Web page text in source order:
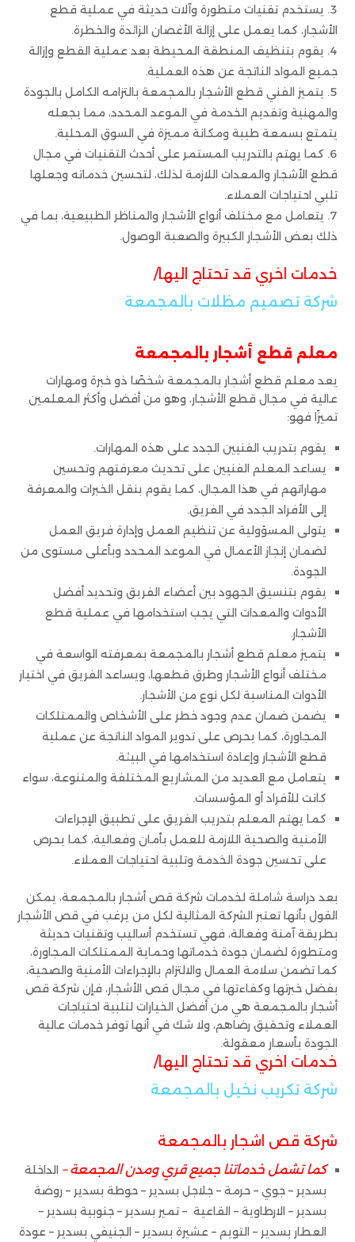
يستخدم تقنيات متطورة وآلات حديثة في عملية قطع
الأشجار، كما يعمل على إزالة الأغصان الزائدة والخطرة.
يقوم بتنظيف المنطقة المحيطة بعد عملية القطع وإزالة
جميع المواد الناتجة عن هذه العملية.
يتميز الفني قطع الأشجار بالمجمعة بالتزامه الكامل بالجودة
والمهنية وتقديم الخدمة في الموعد المحدد، مما يجعله
يتمتع بسمعة طيبة ومكانة مميزة في السوق المحلية.
كما يهتم بالتدريب المستمر على أحدث التقنيات في مجال
قطع الأشجار والمعدات اللازمة لذلك، لتحسين خدماته وجعلها
تلبي احتياجات العملاء.
يتعامل مع مختلف أنواع الأشجار والمناظر الطبيعية، بما في
ذلك بعض الأشجار الكبيرة والصعبة الوصول.
خدمات اخري قد تحتاج اليها/
شركة تصميم مظلات بالمجمعة
معلم قطع أشجار بالمجمعة
يعد معلم قطع أشجار بالمجمعة شخصًا ذو خبرة ومهارات
عالية في مجال قطع الأشجار، وهو من أفضل وأكثر المعلمين
تميزًا فهو:
يقوم بتدريب الفنيين الجدد على هذه المهارات.
يساعد المعلم الفنيين على تحديث معرفتهم وتحسين
مهاراتهم في هذا المجال، كما يقوم بنقل الخبرات والمعرفة
إلى الأفراد الجدد في الفريق.
يتولى المسؤولية عن تنظيم العمل وإدارة فريق العمل
لضمان إنجاز الأعمال في الموعد المحدد وبأعلى مستوى من
الجودة.
يقوم بتنسيق الجهود بين أعضاء الفريق وتحديد أفضل
الأدوات والمعدات التي يجب استخدامها في عملية قطع
الأشجار.
يتميز معلم قطع أشجار بالمجمعة بمعرفته الواسعة في
مختلف أنواع الأشجار وطرق قطعها، ويساعد الفريق في اختيار
الأدوات المناسبة لكل نوع من الأشجار.
يضمن ضمان عدم وجود خطر على الأشخاص والممتلكات
المجاورة، كما يحرص على تدوير المواد الناتجة عن عملية
قطع الأشجار وإعادة استخدامها في البيئة.
يتعامل مع العديد من المشاريع المختلفة والمتنوعة، سواء
كانت للأفراد أو المؤسسات.
كما يهتم المعلم بتدريب الفريق على تطبيق الإجراءات
الأمنية والصحية اللازمة للعمل بأمان وفعالية، كما يحرص
على تحسين جودة الخدمة وتلبية احتياجات العملاء.
بعد دراسة شاملة لخدمات شركة قص أشجار بالمجمعة، يمكن
القول بأنها تعتبر الشركة المثالية لكل من يرغب في قص الأشجار
بطريقة آمنة وفعالة، فهي تستخدم أساليب وتقنيات حديثة
ومتطورة لضمان جودة خدماتها وحماية الممتلكات المجاورة،
كما تضمن سلامة العمال والالتزام بالإجراءات الأمنية والصحية،
بفضل خبرتها وكفاءتها في مجال قص الأشجار، فإن شركة قص
أشجار بالمجمعة هي من أفضل الخيارات لتلبية احتياجات
العملاء وتحقيق رضاهم، ولا شك في أنها توفر خدمات عالية
الجودة بأسعار معقولة.
خدمات اخري قد تحتاج اليها/
شركة تكريب نخيل بالمجمعة
شركة قص اشجار بالمجمعة
كما تشمل خدماتنا جميع قري ومدن المجمعة – الداخلة
بسدير – جوي – حرمة – جلاجل بسدير – حوطة بسدير – روضة
بسدير – الارطاوية – القاعية – تمير بسدير – جنوبية بسدير –
العطار بسدير – التويم – عشيرة بسدير – الجنيفي بسدير – عودة